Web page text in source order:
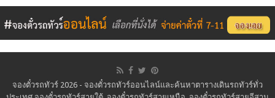
จองตั๋วรถทัวร์ 2026 - จองตั๋วรถทัวร์ออนไลน์และค้นหาตารางเดินรถทัวร์ทั่ว